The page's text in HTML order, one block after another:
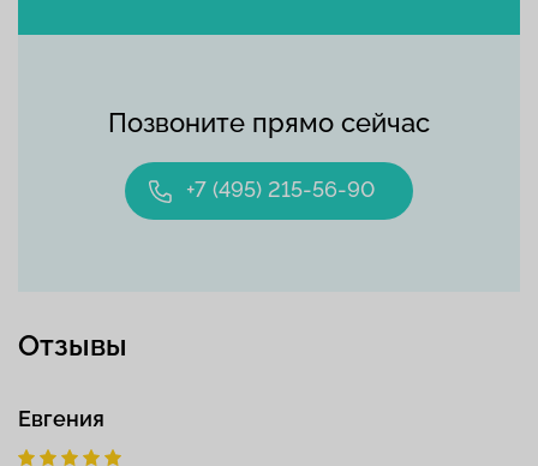
Позвоните прямо сейчас
+7 (495) 215-56-90
Отзывы
Евгения